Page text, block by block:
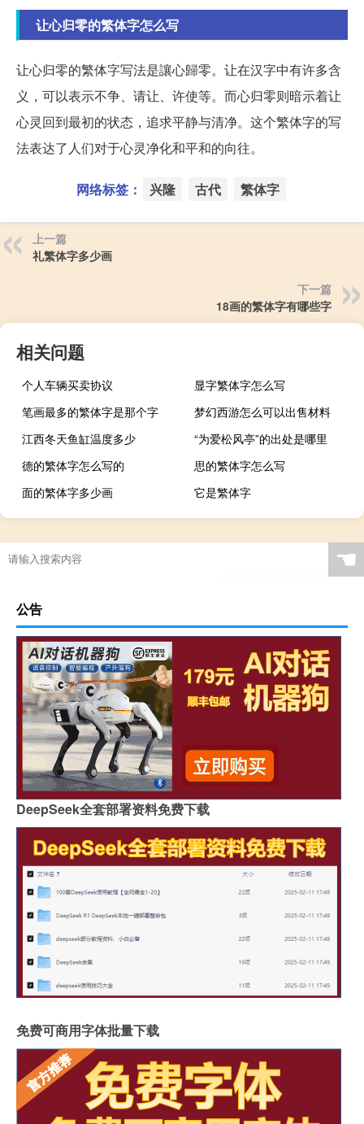
让心归零的繁体字怎么写
让心归零的繁体字写法是讓心歸零。让在汉字中有许多含
义，可以表示不争、请让、许使等。而心归零则暗示着让
心灵回到最初的状态，追求平静与清净。这个繁体字的写
法表达了人们对于心灵净化和平和的向往。
网络标签： 兴隆 古代 繁体字
上一篇
礼繁体字多少画
下一篇
18画的繁体字有哪些字
相关问题
个人车辆买卖协议
显字繁体字怎么写
笔画最多的繁体字是那个字
梦幻西游怎么可以出售材料
江西冬天鱼缸温度多少
“为爱松风亭”的出处是哪里
德的繁体字怎么写的
思的繁体字怎么写
面的繁体字多少画
它是繁体字
☚
公告
DeepSeek全套部署资料免费下载
免费可商用字体批量下载